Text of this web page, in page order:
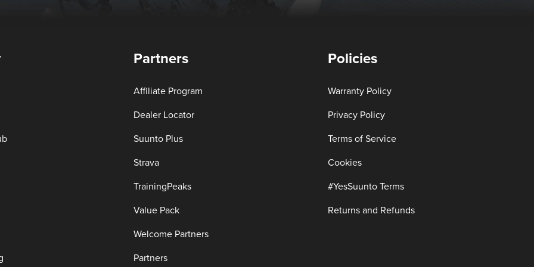
Partners
Affiliate Program
Dealer Locator
Suunto Plus
Strava
TrainingPeaks
Value Pack
Welcome Partners
Partners
Policies
Warranty Policy
Privacy Policy
Terms of Service
Cookies
#YesSuunto Terms
Returns and Refunds